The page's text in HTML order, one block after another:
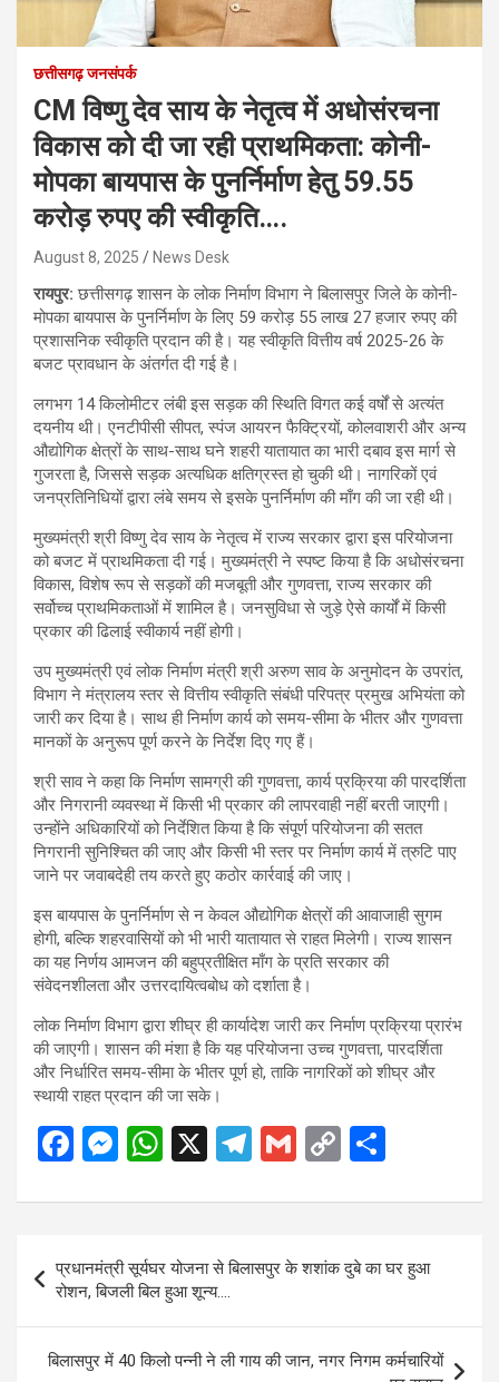
छत्तीसगढ़ जनसंपर्क
CM विष्णु देव साय के नेतृत्व में अधोसंरचना
विकास को दी जा रही प्राथमिकता: कोनी-
मोपका बायपास के पुनर्निर्माण हेतु 59.55
करोड़ रुपए की स्वीकृति….
August 8, 2025 News Desk
रायपुर:छत्तीसगढ़ शासन के लोक निर्माण विभाग ने बिलासपुर जिले के कोनी-
मोपका बायपास के पुनर्निर्माण के लिए 59 करोड़ 55 लाख 27 हजार रुपए की
प्रशासनिक स्वीकृति प्रदान की है। यह स्वीकृति वित्तीय वर्ष 2025-26 के
बजट प्रावधान के अंतर्गत दी गई है।
लगभग 14 किलोमीटर लंबी इस सड़क की स्थिति विगत कई वर्षों से अत्यंत
दयनीय थी। एनटीपीसी सीपत, स्पंज आयरन फैक्ट्रियों, कोलवाशरी और अन्य
औद्योगिक क्षेत्रों के साथ-साथ घने शहरी यातायात का भारी दबाव इस मार्ग से
गुजरता है, जिससे सड़क अत्यधिक क्षतिग्रस्त हो चुकी थी। नागरिकों एवं
जनप्रतिनिधियों द्वारा लंबे समय से इसके पुनर्निर्माण की माँग की जा रही थी।
मुख्यमंत्री श्री विष्णु देव साय के नेतृत्व में राज्य सरकार द्वारा इस परियोजना
को बजट में प्राथमिकता दी गई। मुख्यमंत्री ने स्पष्ट किया है कि अधोसंरचना
विकास, विशेष रूप से सड़कों की मजबूती और गुणवत्ता, राज्य सरकार की
सर्वोच्च प्राथमिकताओं में शामिल है। जनसुविधा से जुड़े ऐसे कार्यों में किसी
प्रकार की ढिलाई स्वीकार्य नहीं होगी।
उप मुख्यमंत्री एवं लोक निर्माण मंत्री श्री अरुण साव के अनुमोदन के उपरांत,
विभाग ने मंत्रालय स्तर से वित्तीय स्वीकृति संबंधी परिपत्र प्रमुख अभियंता को
जारी कर दिया है। साथ ही निर्माण कार्य को समय-सीमा के भीतर और गुणवत्ता
मानकों के अनुरूप पूर्ण करने के निर्देश दिए गए हैं।
श्री साव ने कहा कि निर्माण सामग्री की गुणवत्ता, कार्य प्रक्रिया की पारदर्शिता
और निगरानी व्यवस्था में किसी भी प्रकार की लापरवाही नहीं बरती जाएगी।
उन्होंने अधिकारियों को निर्देशित किया है कि संपूर्ण परियोजना की सतत
निगरानी सुनिश्चित की जाए और किसी भी स्तर पर निर्माण कार्य में त्रुटि पाए
जाने पर जवाबदेही तय करते हुए कठोर कार्रवाई की जाए।
इस बायपास के पुनर्निर्माण से न केवल औद्योगिक क्षेत्रों की आवाजाही सुगम
होगी, बल्कि शहरवासियों को भी भारी यातायात से राहत मिलेगी। राज्य शासन
का यह निर्णय आमजन की बहुप्रतीक्षित माँग के प्रति सरकार की
संवेदनशीलता और उत्तरदायित्वबोध को दर्शाता है।
लोक निर्माण विभाग द्वारा शीघ्र ही कार्यादेश जारी कर निर्माण प्रक्रिया प्रारंभ
की जाएगी। शासन की मंशा है कि यह परियोजना उच्च गुणवत्ता, पारदर्शिता
और निर्धारित समय-सीमा के भीतर पूर्ण हो, ताकि नागरिकों को शीघ्र और
स्थायी राहत प्रदान की जा सके।
F
ce
o
o
k
M
se
n
g
er
W
at
s
A
p
p
X
T
e
a
m
G
ail
C
py
Li
n
k
ar
navigation
प्रधानमंत्री सूर्यघर योजना से बिलासपुर के शशांक दुबे का घर हुआ
रोशन, बिजली बिल हुआ शून्य….
बिलासपुर में 40 किलो पन्नी ने ली गाय की जान, नगर निगम कर्मचारियों